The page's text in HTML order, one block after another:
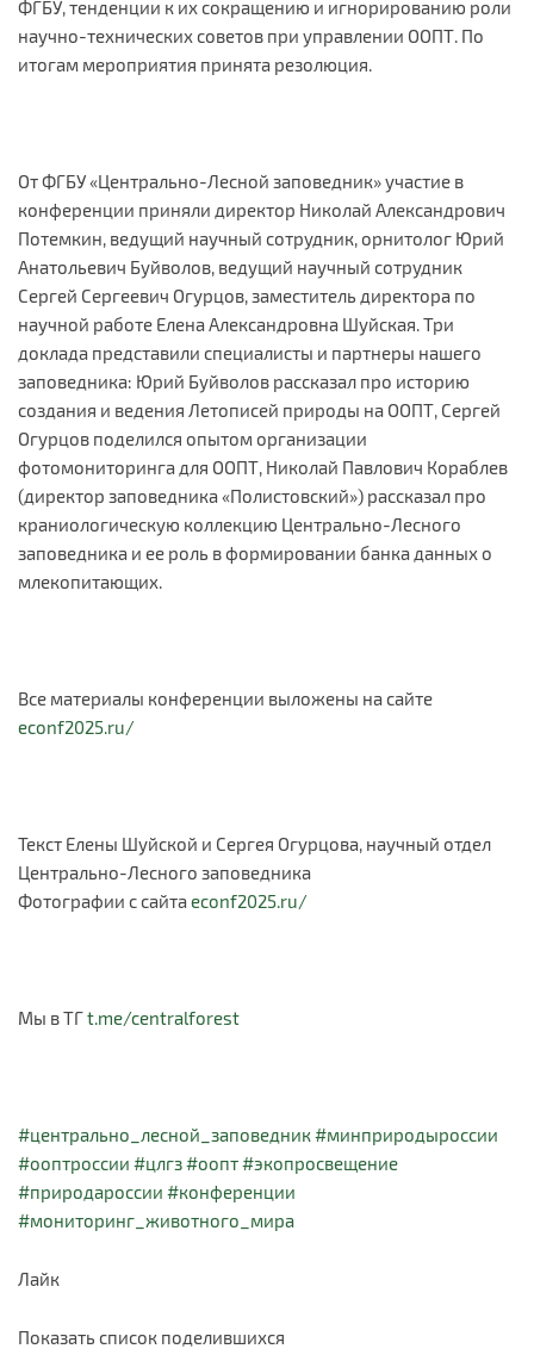
ФГБУ, тенденции к их сокращению и игнорированию роли
научно-технических советов при управлении ООПТ. По
итогам мероприятия принята резолюция.
От ФГБУ «Центрально-Лесной заповедник» участие в
конференции приняли директор Николай Александрович
Потемкин, ведущий научный сотрудник, орнитолог Юрий
Анатольевич Буйволов, ведущий научный сотрудник
Сергей Сергеевич Огурцов, заместитель директора по
научной работе Елена Александровна Шуйская. Три
доклада представили специалисты и партнеры нашего
заповедника: Юрий Буйволов рассказал про историю
создания и ведения Летописей природы на ООПТ, Сергей
Огурцов поделился опытом организации
фотомониторинга для ООПТ, Николай Павлович Кораблев
(директор заповедника «Полистовский») рассказал про
краниологическую коллекцию Центрально-Лесного
заповедника и ее роль в формировании банка данных о
млекопитающих.
Все материалы конференции выложены на сайте
econf2025.ru/
Текст Елены Шуйской и Сергея Огурцова, научный отдел
Центрально-Лесного заповедника
Фотографии с сайтаeconf2025.ru/
Мы в ТГt.me/centralforest
#центрально_лесной_заповедник#минприродыроссии
#ооптроссии #цлгз#оопт#экопросвещение
#природароссии #конференции
#мониторинг_животного_мира
Лайк
Показать список поделившихся